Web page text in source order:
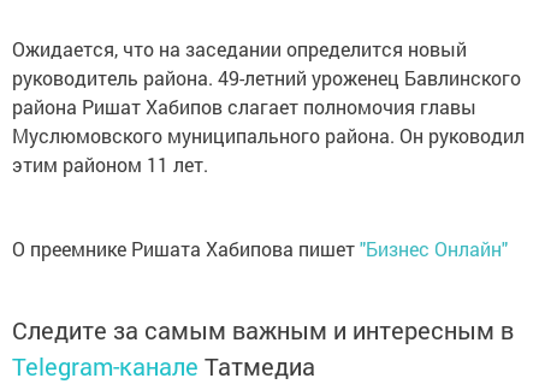
Ожидается, что на заседании определится новый
руководитель района. 49-летний уроженец Бавлинского
района Ришат Хабипов слагает полномочия главы
Муслюмовского муниципального района. Он руководил
этим районом 11 лет.
О преемнике Ришата Хабипова пишет"Бизнес Онлайн"
Следите за самым важным и интересным в
Telegram-канале Татмедиа